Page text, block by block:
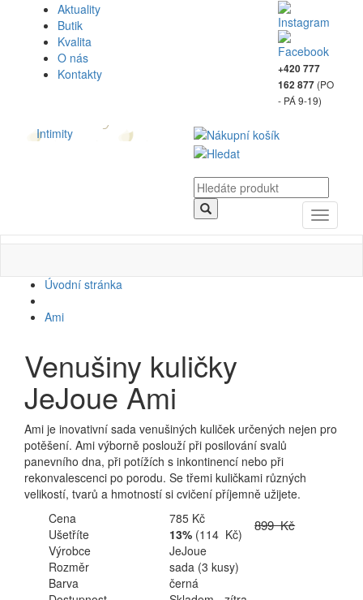
Aktuality
Butik
Kvalita
O nás
Kontakty
+420 777
162 877 (PO
- PÁ 9-19)
Intimity
Toggle
Úvodní stránka
Ami
Venušiny kuličky
JeJoue Ami
Ami je inovativní sada venušiných kuliček určených nejen pro
potěšení. Ami výborně poslouží při posilování svalů
panevního dna, při potížích s inkontinencí nebo při
rekonvalescenci po porodu. Se třemi kuličkami různých
velikostí, tvarů a hmotností si cvičení příjemně užijete.
Cena
899 Kč
785 Kč
Ušetříte
13% (114 Kč)
Výrobce
JeJoue
Rozměr
sada (3 kusy)
Barva
černá